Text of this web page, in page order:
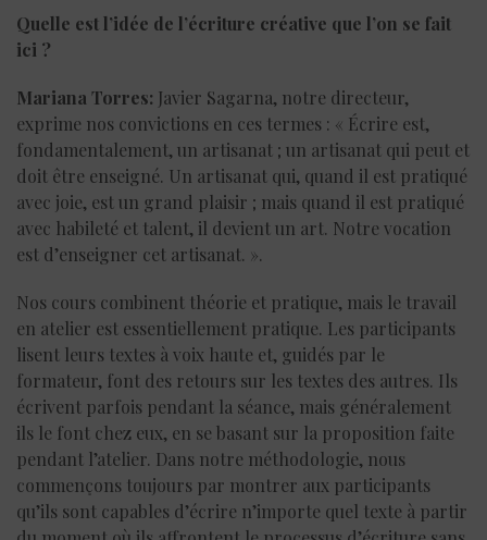
Quelle est l’idée de l’écriture créative que l’on se fait
ici ?
Mariana Torres: Javier Sagarna, notre directeur,
exprime nos convictions en ces termes : « Écrire est,
fondamentalement, un artisanat ; un artisanat qui peut et
doit être enseigné. Un artisanat qui, quand il est pratiqué
avec joie, est un grand plaisir ; mais quand il est pratiqué
avec habileté et talent, il devient un art. Notre vocation
est d’enseigner cet artisanat. ».
Nos cours combinent théorie et pratique, mais le travail
en atelier est essentiellement pratique. Les participants
lisent leurs textes à voix haute et, guidés par le
formateur, font des retours sur les textes des autres. Ils
écrivent parfois pendant la séance, mais généralement
ils le font chez eux, en se basant sur la proposition faite
pendant l’atelier. Dans notre méthodologie, nous
commençons toujours par montrer aux participants
qu’ils sont capables d’écrire n’importe quel texte à partir